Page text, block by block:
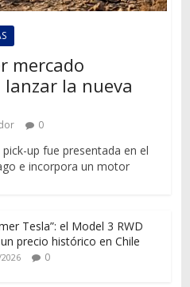
mercado
la nueva
0
up fue presentada en el
e incorpora un motor
Tesla”: el Model 3 RWD
precio histórico en Chile
0